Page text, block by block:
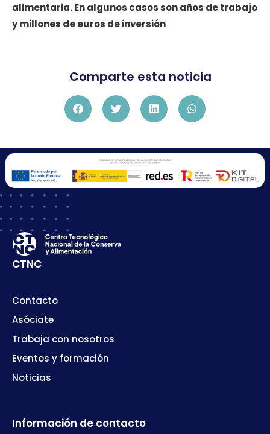
alimentaria. En algunos casos son años de trabajo
y millones de euros de inversión
Comparte esta noticia
CTNC
Contacto
Asóciate
Trabaja con nosotros
Eventos y formación
Noticias
Información de contacto